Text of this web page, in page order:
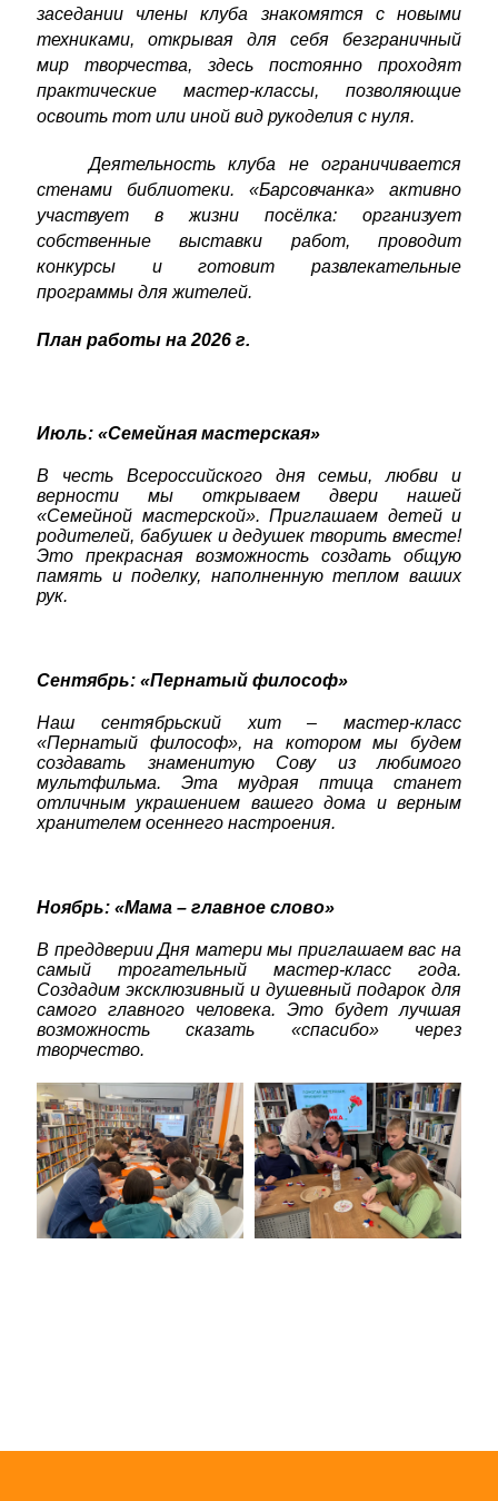
заседании члены клуба знакомятся с новыми
техниками, открывая для себя безграничный
мир творчества, здесь постоянно проходят
практические мастер-классы, позволяющие
освоить тот или иной вид рукоделия с нуля.
Деятельность клуба не ограничивается
стенами библиотеки. «Барсовчанка» активно
участвует в жизни посёлка: организует
собственные выставки работ, проводит
конкурсы и готовит развлекательные
программы для жителей.
План работы на 2026 г.
Июль: «Семейная мастерская»
В честь Всероссийского дня семьи, любви и
верности мы открываем двери нашей
«Семейной мастерской». Приглашаем детей и
родителей, бабушек и дедушек творить вместе!
Это прекрасная возможность создать общую
память и поделку, наполненную теплом ваших
рук.
Сентябрь: «Пернатый философ»
Наш сентябрьский хит – мастер-класс
«Пернатый философ», на котором мы будем
создавать знаменитую Сову из любимого
мультфильма. Эта мудрая птица станет
отличным украшением вашего дома и верным
хранителем осеннего настроения.
Ноябрь: «Мама – главное слово»
В преддверии Дня матери мы приглашаем вас на
самый трогательный мастер-класс года.
Создадим эксклюзивный и душевный подарок для
самого главного человека. Это будет лучшая
возможность сказать «спасибо» через
творчество.